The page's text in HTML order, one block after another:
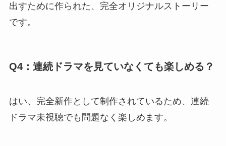
出すために作られた、完全オリジナルストーリー
です。
Q4：連続ドラマを見ていなくても楽しめる？
はい、完全新作として制作されているため、連続
ドラマ未視聴でも問題なく楽しめます。